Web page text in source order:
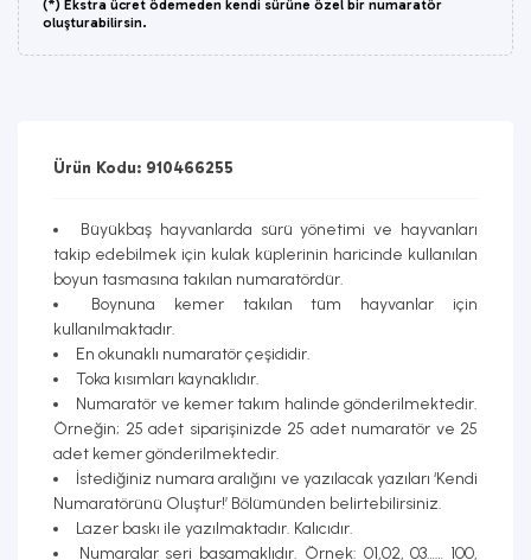
(*) Ekstra ücret ödemeden kendi sürüne özel bir numaratör
oluşturabilirsin.
Ürün Kodu: 910466255
Büyükbaş hayvanlarda sürü yönetimi ve hayvanları
takip edebilmek için kulak küplerinin haricinde kullanılan
boyun tasmasına takılan numaratördür.
Boynuna kemer takılan tüm hayvanlar için
kullanılmaktadır.
En okunaklı numaratör çeşididir.
Toka kısımları kaynaklıdır.
Numaratör ve kemer takım halinde gönderilmektedir.
Örneğin; 25 adet siparişinizde 25 adet numaratör ve 25
adet kemer gönderilmektedir.
İstediğiniz numara aralığını ve yazılacak yazıları ‘Kendi
Numaratörünü Oluştur!’ Bölümünden belirtebilirsiniz.
Lazer baskı ile yazılmaktadır. Kalıcıdır.
Numaralar seri basamaklıdır. Örnek: 01,02, 03…… 100,